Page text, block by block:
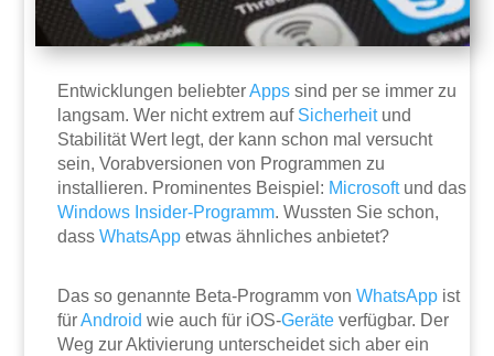
Entwicklungen beliebterApps sind per se immer zu
langsam. Wer nicht extrem auf Sicherheitund
Stabilität Wert legt, der kann schon mal versucht
sein, Vorabversionen von Programmen zu
installieren. Prominentes Beispiel: Microsoftund das
Windows Insider-Programm. Wussten Sie schon,
dassWhatsApp etwas ähnliches anbietet?
Das so genannte Beta-Programm vonWhatsApp ist
fürAndroid wie auch für iOS-Geräte verfügbar. Der
Weg zur Aktivierung unterscheidet sich aber ein